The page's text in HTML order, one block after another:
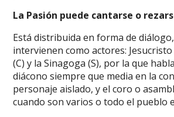
La Pasión puede cantarse o
Está distribuida en forma de
intervienen como actores:
(C) y la Sinagoga (S), por la que
diácono siempre que media en la
personaje aislado, y el coro o
cuando son varios o todo el pueblo